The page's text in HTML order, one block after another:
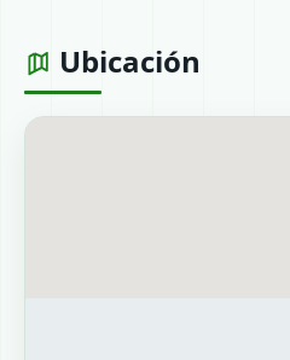
Ubicación